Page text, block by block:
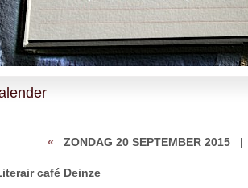
« ZONDAG 20 SEPTEMBER 2015
café Deinze